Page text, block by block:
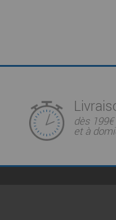
dès
et à